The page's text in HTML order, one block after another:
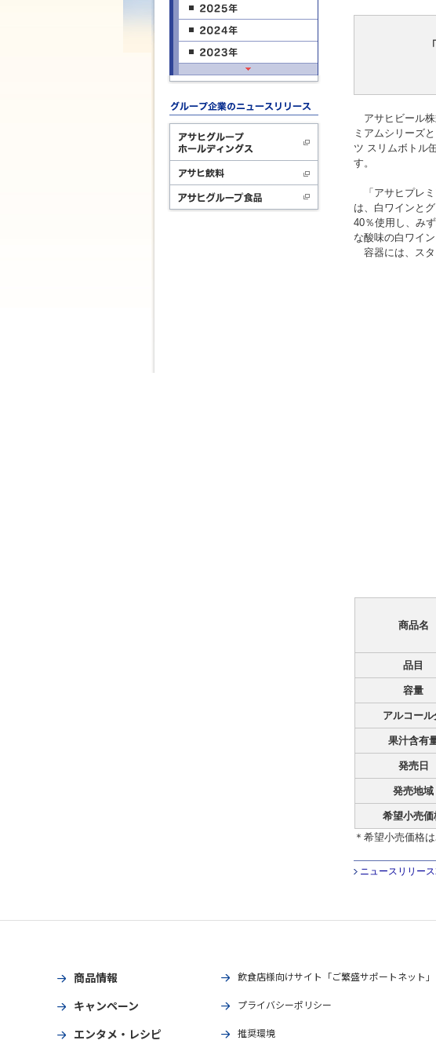
アサヒビール株
ミアムシリーズ
ツ スリムボトル
す。
「アサヒプレミ
は、白ワインと
40％使用し、み
な酸味の白ワイ
容器には、スタ
商品名
品目
容量
アルコール
果汁含有
発売日
発売地域
希望小売価
＊希望小売価格
ニュースリリー
商品情報
キャンペーン
エンタメ・レシピ
飲食店様向けサイト「ご繁盛サポートネット」
プライバシーポリシー
推奨環境